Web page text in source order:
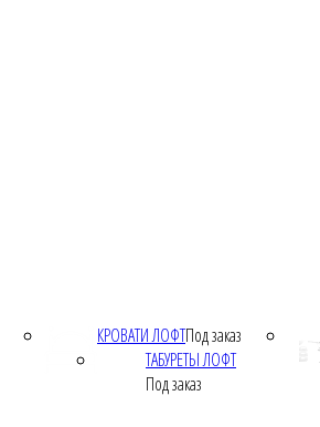
КРОВАТИ ЛОФТПод заказ
ТАБУРЕТЫ ЛОФТ
Под заказ